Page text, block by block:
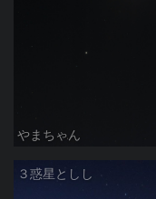
やまちゃん
３惑星としし